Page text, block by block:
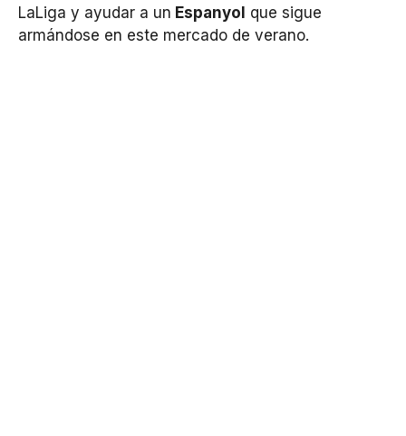
LaLiga y ayudar a un Espanyol que sigue
armándose en este mercado de verano.